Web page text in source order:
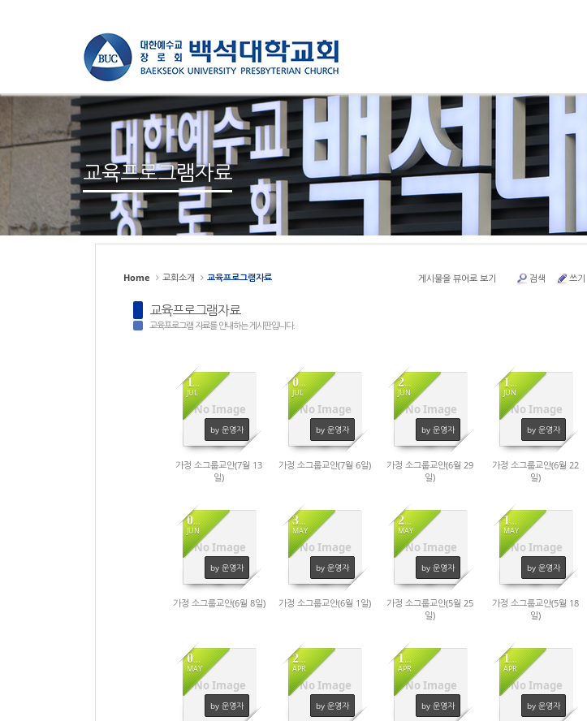
교육프로그램자료
Home 교회소개 교육프로그램자료 게시물을 뷰어로 보기 검색 쓰기
교육프로그램자료
교육프로그램 자료를 안내하는 게시판입니다.
No Image
11
JUL
by 운영자
965
가정 소그룹교안(7월 13
일)
No Image
04
JUL
by 운영자
1067
가정 소그룹교안(7월 6일)
No Image
27
JUN
by 운영자
920
가정 소그룹교안(6월 29
일)
No Image
19
JUN
by 운영자
949
가정 소그룹교안(6월 22
일)
No Image
05
JUN
by 운영자
922
가정 소그룹교안(6월 8일)
No Image
30
MAY
by 운영자
880
가정 소그룹교안(6월 1일)
No Image
23
MAY
by 운영자
1044
가정 소그룹교안(5월 25
일)
No Image
15
MAY
by 운영자
941
가정 소그룹교안(5월 18
일)
No Image
02
MAY
by 운영자
1025 No Image
25
APR
by 운영자
929 No Image
18
APR
by 운영자
944 No Image
10
APR
by 운영자
964
스케치북5
Sketchbook5,
스케치북5
스케치북5
Sketchbook5,
스케치북5